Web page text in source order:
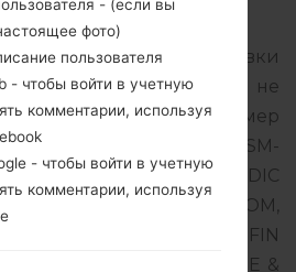
обновление прошивки
Note 20 Ultra 5G, но не
соответствует ли номер
указанному SM-
NEE для NORDIC
TELENOR, NETCOM,
TELE2 NO, DNA, ELISA, FIN
TELIA, DK TDC, CALL ME &
- (если вы
фото)
пользователя
- чтобы войти в учетную
комментарии, используя
- чтобы войти в учетную
комментарии, используя